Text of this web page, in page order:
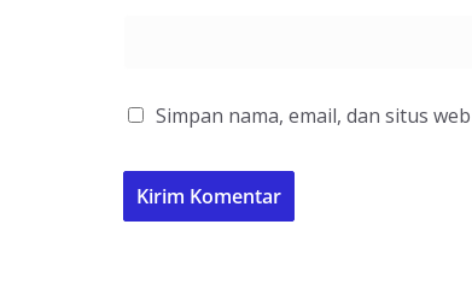
Simpan nama, email, dan situs